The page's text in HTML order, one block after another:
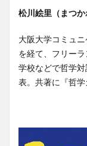
松川絵里（まつか
大阪大学コミュ
を経て、フリー
学校などで哲学
表。共著に『哲学